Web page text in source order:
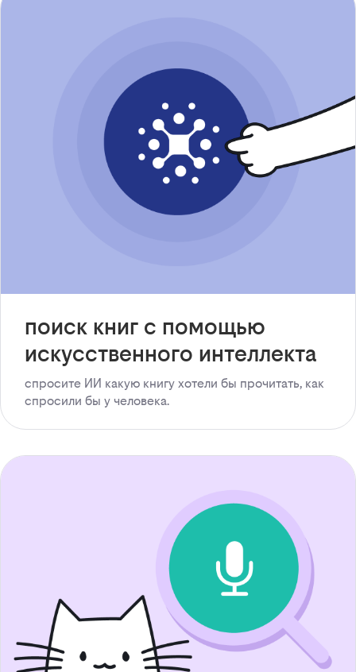
поиск книг с помощью
искусственного интеллекта
спросите ИИ какую книгу хотели бы прочитать, как
спросили бы у человека.